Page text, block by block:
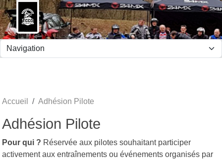
Accueil Adhésion Pilote
Adhésion Pilote
Pour qui ? Réservée aux pilotes souhaitant participer
activement aux entraînements ou événements organisés par
Panneau de gestion des cookies